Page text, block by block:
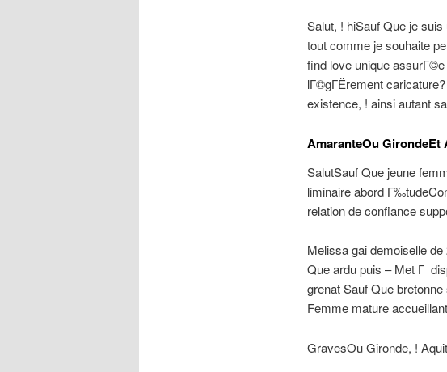
Salut, ! hiSauf Que je
tout comme je souhaite
find love unique
lГ©gГЁrement caricature?
existence, ! ainsi autant
AmaranteOu GirondeEt
SalutSauf Que jeune
liminaire abord
relation de confiance
Melissa gai demoiselle
Que ardu puis – Met Г
grenat Sauf Que
Femme mature
GravesOu Gironde, !